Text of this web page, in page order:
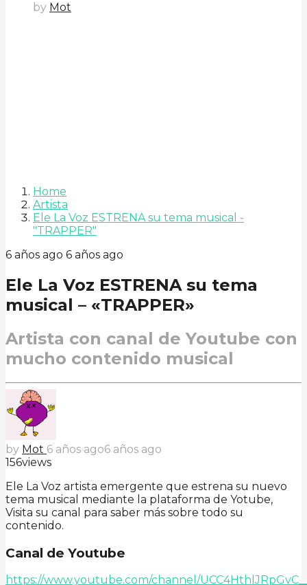
by Mot
Home
Artista
Ele La Voz ESTRENA su tema musical -
"TRAPPER"
6 años ago 6 años ago
Ele La Voz ESTRENA su tema
musical – «TRAPPER»
Artista con canal de Youtube con
mucho contenido musical
by Mot 6 años ago6 años ago
156views
Ele La Voz artista emergente que estrena su nuevo
tema musical mediante la plataforma de Yotube,
Visita su canal para saber más sobre todo su
contenido.
Canal de Youtube
https://www.youtube.com/channel/